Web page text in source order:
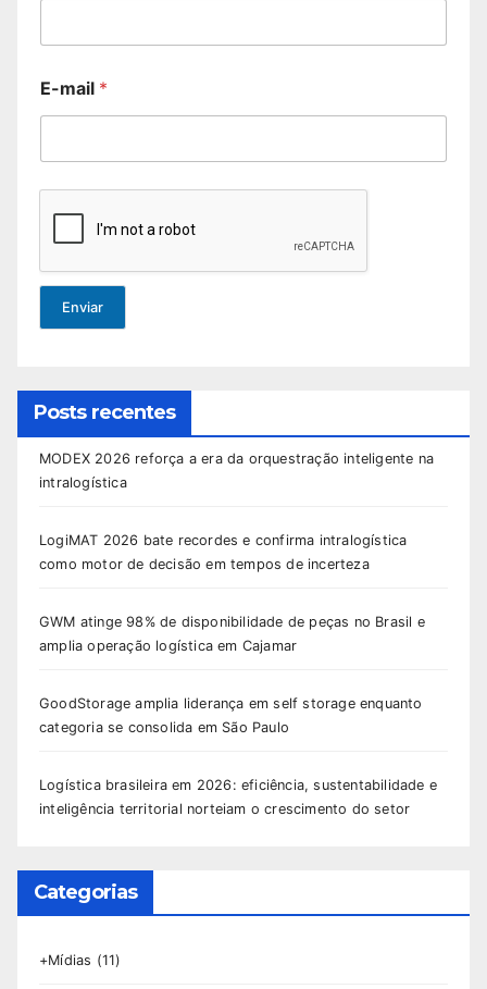
E-mail *
Enviar
Posts recentes
MODEX 2026 reforça a era da orquestração inteligente na
intralogística
LogiMAT 2026 bate recordes e confirma intralogística
como motor de decisão em tempos de incerteza
GWM atinge 98% de disponibilidade de peças no Brasil e
amplia operação logística em Cajamar
GoodStorage amplia liderança em self storage enquanto
categoria se consolida em São Paulo
Logística brasileira em 2026: eficiência, sustentabilidade e
inteligência territorial norteiam o crescimento do setor
Categorias
+Mídias (11)